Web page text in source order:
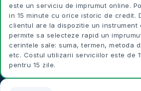
este un serviciu de imprumut online.
in 15 minute cu orice istoric de credit.
clientul are la dispozitie un instrument
permite sa selecteze rapid un
cerintele sale: suma, termen, metoda
etc. Costul utilizarii serviciilor este de
pentru 15 zile.